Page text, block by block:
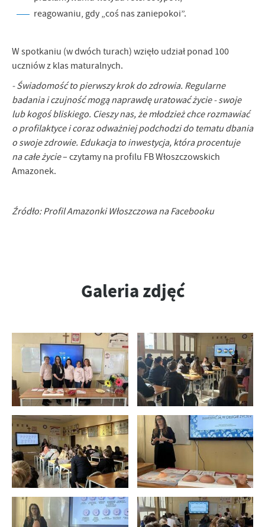
reagowaniu, gdy „coś nas zaniepokoi”.
W spotkaniu (w dwóch turach) wzięło udział ponad 100
uczniów z klas maturalnych.
- Świadomość to pierwszy krok do zdrowia. Regularne
badania i czujność mogą naprawdę uratować życie - swoje
lub kogoś bliskiego. Cieszy nas, że młodzież chce rozmawiać
o profilaktyce i coraz odważniej podchodzi do tematu dbania
o swoje zdrowie. Edukacja to inwestycja, która procentuje
na całe życie– czytamy na profilu FB Włoszczowskich
Amazonek.
Źródło: Profil Amazonki Włoszczowa na Facebooku
Galeria zdjęć
Firmy te działają w charakterze pośredników prezentujących nasze